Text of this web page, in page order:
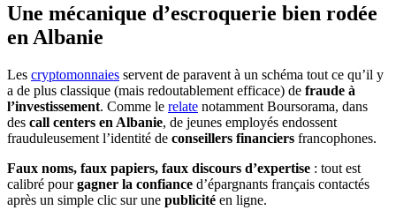
Une mécanique d’escroquerie bien rodée
en Albanie
Les cryptomonnaies servent de paravent à un schéma tout ce qu’il y
a de plus classique (mais redoutablement efficace) de fraude à
l’investissement. Comme le relate notamment Boursorama, dans
des call centers en Albanie, de jeunes employés endossent
frauduleusement l’identité de conseillers financiers francophones.
Faux noms, faux papiers, faux discours d’expertise : tout est
calibré pourgagner la confiance d’épargnants français contactés
après un simple clic sur une publicité en ligne.